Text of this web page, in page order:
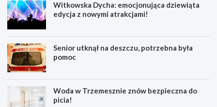
Witkowska Dycha: emocjonująca dziewiąta
edycja z nowymi atrakcjami!
Senior utknął na deszczu, potrzebna była
pomoc
Woda w Trzemesznie znów bezpieczna do
picia!